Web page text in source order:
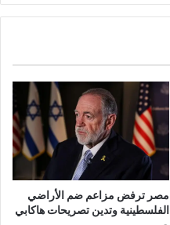
مصر ترفض مزاعم ضم الأراضي
الفلسطينية وتدين تصريحات هاكابي